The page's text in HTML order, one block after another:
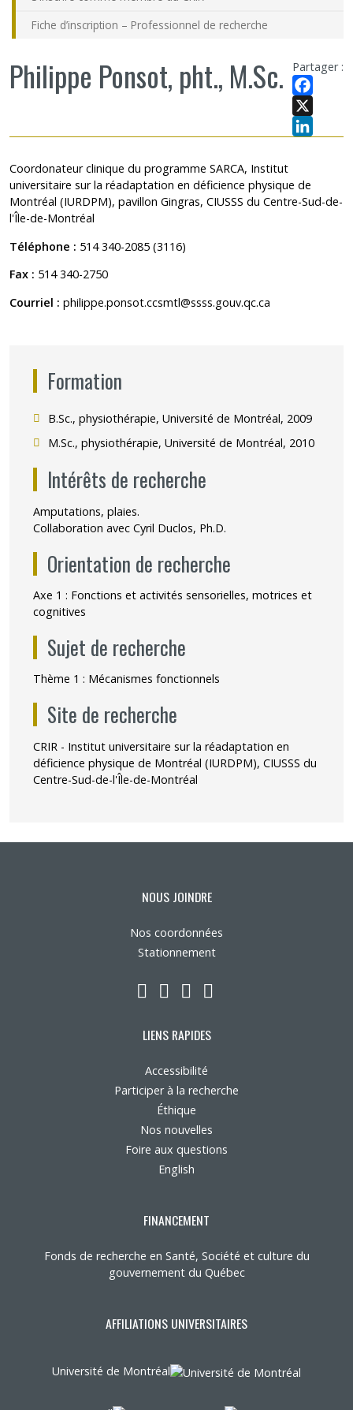
Fiche d’inscription – Professionnel de recherche
Partager :
Facebook
X
Philippe Ponsot, pht., M.Sc.
Coordonateur clinique du programme SARCA, Institut
universitaire sur la réadaptation en déficience physique de
Montréal (IURDPM), pavillon Gingras, CIUSSS du Centre-Sud-de-
l'Île-de-Montréal
Téléphone : 514 340-2085 (3116)
Fax : 514 340-2750
Courriel : philippe.ponsot.ccsmtl@ssss.gouv.qc.ca
Formation
B.Sc., physiothérapie, Université de Montréal, 2009
M.Sc., physiothérapie, Université de Montréal, 2010
Intérêts de recherche
Amputations, plaies.
Collaboration avec Cyril Duclos, Ph.D.
Orientation de recherche
Axe 1 : Fonctions et activités sensorielles, motrices et
cognitives
Sujet de recherche
Thème 1 : Mécanismes fonctionnels
Site de recherche
CRIR - Institut universitaire sur la réadaptation en
déficience physique de Montréal (IURDPM), CIUSSS du
Centre-Sud-de-l'Île-de-Montréal
NOUS JOINDRE
Nos coordonnées
Stationnement
LinkedIn
YouTube
Twitter
LIENS RAPIDES
Accessibilité
Participer à la recherche
Éthique
Nos nouvelles
Foire aux questions
English
FINANCEMENT
Fonds de recherche en Santé, Société et culture du
gouvernement du Québec
AFFILIATIONS UNIVERSITAIRES
Université de Montréal